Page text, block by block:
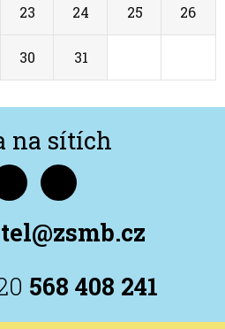
23 24 25 26
30 31
na sítích
568 408 241